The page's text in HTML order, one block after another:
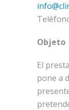
Objeto
El
pone a